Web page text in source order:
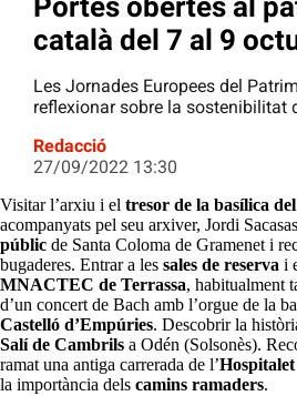
Portes obertes al
català del 7 al 9
Les Jornades Europees del
reflexionar sobre la sostenibilitat
Redacció
27/09/2022 13:30
Visitar l’arxiu i el tresor de la basílica
acompanyats pel seu arxiver, Jordi
públic de Santa Coloma de Gramenet i
bugaderes. Entrar a les sales de reserva i
MNACTEC de Terrassa, habitualment
d’un concert de Bach amb l’orgue de la
Castelló d’Empúries. Descobrir la
Salí de Cambrils a Odén (Solsonès).
ramat una antiga carrerada de l’
la importància dels camins ramaders.